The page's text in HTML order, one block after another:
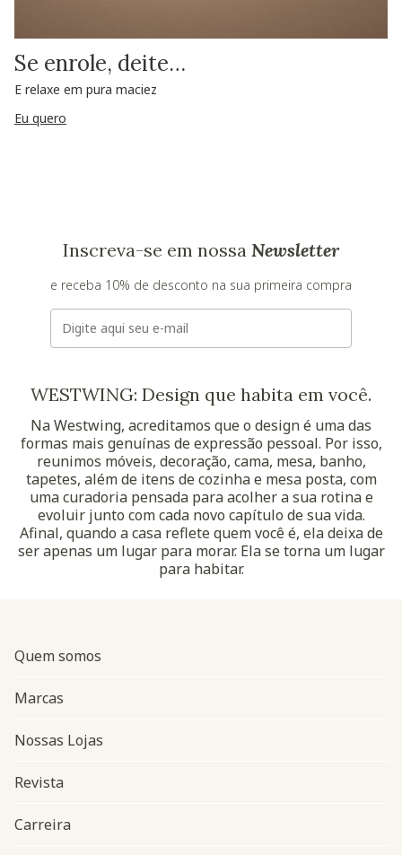
Se enrole, deite…
E relaxe em pura maciez
Eu quero
Inscreva-se em nossa Newsletter
e receba 10% de desconto na sua primeira compra
E-mail
WESTWING: Design que habita em você.
Na Westwing, acreditamos que o design é uma das
formas mais genuínas de expressão pessoal. Por isso,
reunimos móveis, decoração, cama, mesa, banho,
tapetes, além de itens de cozinha e mesa posta, com
uma curadoria pensada para acolher a sua rotina e
evoluir junto com cada novo capítulo de sua vida.
Afinal, quando a casa reflete quem você é, ela deixa de
ser apenas um lugar para morar. Ela se torna um lugar
para habitar.
Quem somos
Marcas
Nossas Lojas
Revista
Carreira